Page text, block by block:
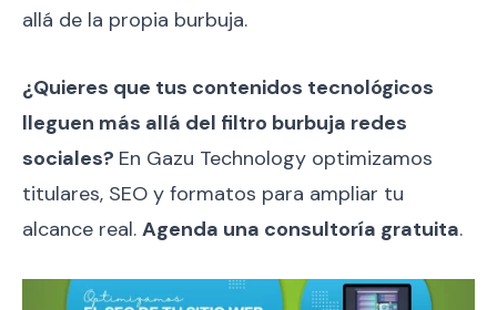
allá de la propia burbuja.
¿Quieres que tus contenidos tecnológicos
lleguen más allá del filtro burbuja redes
sociales? En Gazu Technology optimizamos
titulares, SEO y formatos para ampliar tu
alcance real. Agenda una consultoría gratuita.